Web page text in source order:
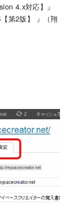
4.x対応】』
第2版】 』（翔